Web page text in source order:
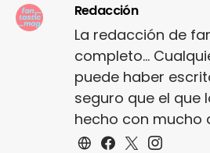
Redacción
La redacción de
completo...
puede haber
seguro que el que
hecho con mucho